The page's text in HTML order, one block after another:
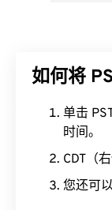
如何将
单击
时间。
CDT（
您还可